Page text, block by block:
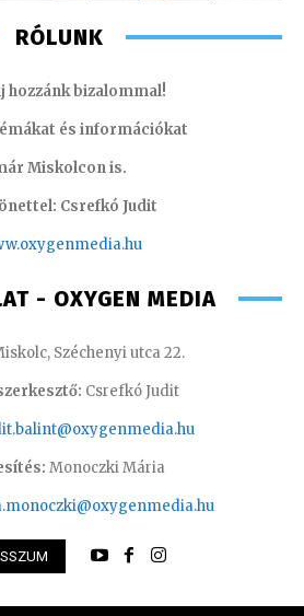
RÓLUNK
hozzánk bizalommal!
és információkat
Miskolcon is.
Csrefkó Judit
nmedia.hu
- OXYGEN MEDIA
Széchenyi utca 22.
Csrefkó Judit
Monoczki Mária